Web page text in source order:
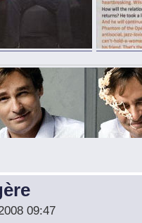
09:47